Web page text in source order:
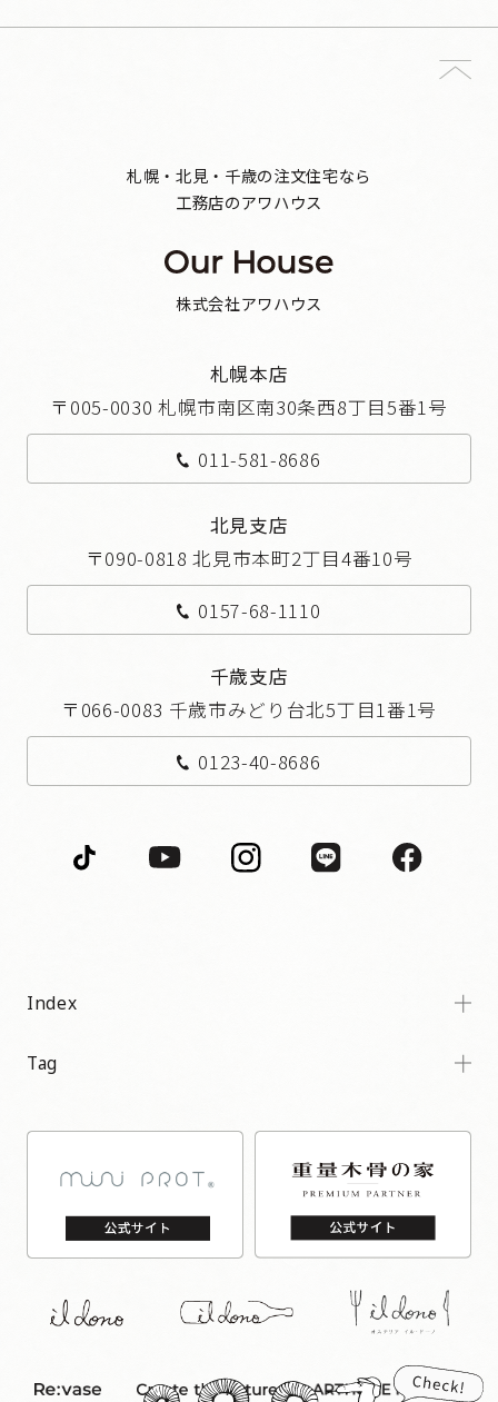
札幌・北見・千歳の注文住宅なら
工務店のアワハウス
株式会社アワハウス
札幌本店
〒005-0030 札幌市南区南30条西8丁目5番1号
011-581-8686
北見支店
〒090-0818 北見市本町2丁目4番10号
0157-68-1110
千歳支店
〒066-0083 千歳市みどり台北5丁目1番1号
0123-40-8686
Index
Tag